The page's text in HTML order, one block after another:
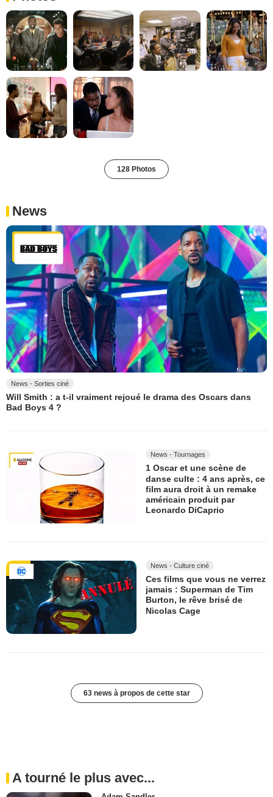
128 Photos
News
News - Sorties ciné
Will Smith : a t-il vraiment rejoué le drama des Oscars dans
Bad Boys 4 ?
News - Tournages
1 Oscar et une scène de
danse culte : 4 ans après, ce
film aura droit à un remake
américain produit par
Leonardo DiCaprio
News - Culture ciné
Ces films que vous ne verrez
jamais : Superman de Tim
Burton, le rêve brisé de
Nicolas Cage
63 news à propos de cette star
A tourné le plus avec...